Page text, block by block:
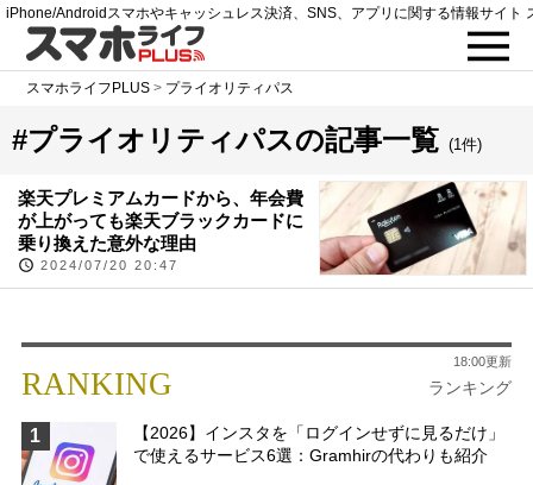
iPhone/Androidスマホやキャッシュレス決済、SNS、アプリに関する情報サイト
スマホライフPLUS > プライオリティパス
#プライオリティパスの記事一覧 (1件)
楽天プレミアムカードから、年会費
が上がっても楽天ブラックカードに
乗り換えた意外な理由
2024/07/20 20:47
RANKING ランキング
18:00更新
1
【2026】インスタを「ログインせずに見るだけ」
で使えるサービス6選：Gramhirの代わりも紹介